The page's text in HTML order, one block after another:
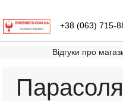
+38 (063) 715-
Відгуки про